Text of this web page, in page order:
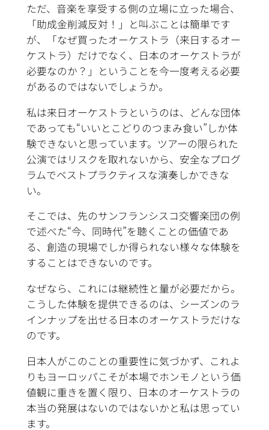
ただ、音楽を享受する側の立場に立った場合、
「助成金削減反対！」と叫ぶことは簡単です
が、「なぜ買ったオーケストラ（来日するオー
ケストラ）だけでなく、日本のオーケストラが
必要なのか？」ということを今一度考える必要
があるのではないでしょうか。
私は来日オーケストラというのは、どんな団体
であっても“いいとこどりのつまみ食い”しか体
験できないと思っています。ツアーの限られた
公演ではリスクを取れないから、安全なプログ
ラムでベストプラクティスな演奏しかできな
い。
そこでは、先のサンフランシスコ交響楽団の例
で述べた“今、同時代”を聴くことの価値であ
る、創造の現場でしか得られない様々な体験を
することはできないのです。
なぜなら、これには継続性と量が必要だから。
こうした体験を提供できるのは、シーズンのラ
インナップを出せる日本のオーケストラだけな
のです。
日本人がこのことの重要性に気づかず、これよ
りもヨーロッパこそが本場でホンモノという価
値観に重きを置く限り、日本のオーケストラの
本当の発展はないのではないかと私は思ってい
ます。